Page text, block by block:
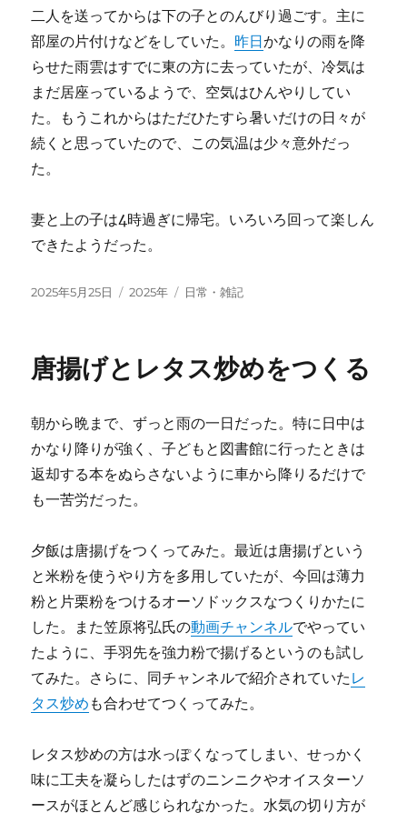
二人を送ってからは下の子とのんびり過ごす。主に
部屋の片付けなどをしていた。 昨日かなりの雨を降
らせた雨雲はすでに東の方に去っていたが、冷気は
まだ居座っているようで、空気はひんやりしてい
た。もうこれからはただひたすら暑いだけの日々が
続くと思っていたので、この気温は少々意外だっ
た。
妻と上の子は4時過ぎに帰宅。いろいろ回って楽しん
できたようだった。
投
2025年5月25日
カ
ー
2025年
タ
日常・雑記
唐揚げとレタス炒めをつくる
朝から晩まで、ずっと雨の一日だった。特に日中は
かなり降りが強く、子どもと図書館に行ったときは
返却する本をぬらさないように車から降りるだけで
も一苦労だった。
夕飯は唐揚げをつくってみた。最近は唐揚げという
と米粉を使うやり方を多用していたが、今回は薄力
粉と片栗粉をつけるオーソドックスなつくりかたに
した。また笠原将弘氏の動画チャンネルでやってい
たように、手羽先を強力粉で揚げるというのも試し
てみた。さらに、同チャンネルで紹介されていた レ
タス炒め も合わせてつくってみた。
レタス炒めの方は水っぽくなってしまい、せっかく
味に工夫を凝らしたはずのニンニクやオイスターソ
ースがほとんど感じられなかった。水気の切り方が